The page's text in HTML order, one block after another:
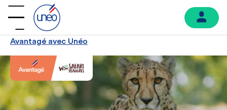
Avantagé avec Unéo